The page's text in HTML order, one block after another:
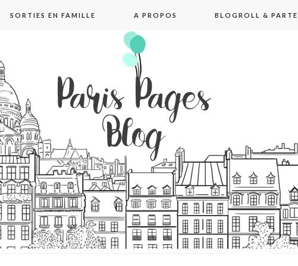
SORTIES EN FAMILLE A PROPOS BLOGROLL &
blog